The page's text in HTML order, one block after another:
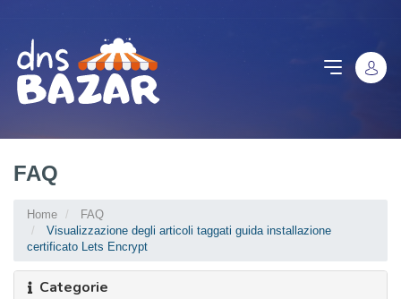
FAQ
Home
FAQ
Visualizzazione degli articoli taggati guida installazione
certificato Lets Encrypt
Categorie